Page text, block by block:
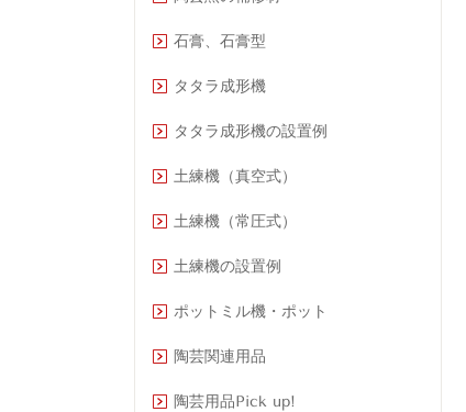
石膏、石膏型
タタラ成形機
タタラ成形機の設置例
土練機（真空式）
土練機（常圧式）
土練機の設置例
ポットミル機・ポット
陶芸関連用品
陶芸用品Pick up!